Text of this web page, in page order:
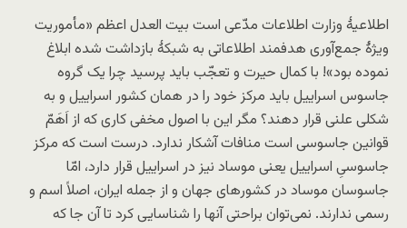
اطلاعیۀ وزارت اطلاعات مدّعی است بیت العدل اعظم «مأموریت
ویژۀ جمع‌آوری هدفمند اطلاعاتی به شبکۀ بازداشت شده ابلاغ
نموده بود»! با کمال حیرت و تعجّب باید پرسید چرا یک گروه
جاسوس اسراییل باید مرکز خود را در همان کشور اسراییل و به
شکلی علنی قرار دهند؟ مگر این با اصول مخفی کاری که از اَهَمّ
قوانین جاسوسی است منافات آشکار ندارد. درست است که مرکز
جاسوسیِ اسراییل یعنی موساد نیز در اسراییل قرار دارد، امّا
جاسوسان موساد در کشورهای جهان و از جمله ایران، اصلاً اسم و
رسمی ندارند. نمی‌توان براحتی آنها را شناسایی کرد تا آن جا که